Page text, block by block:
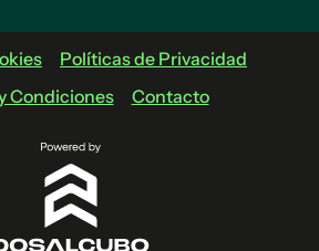
Políticas de Privacidad
Condiciones
Contacto